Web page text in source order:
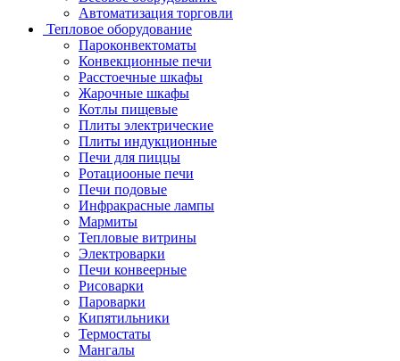
Автоматизация торговли
Тепловое оборудование
Пароконвектоматы
Конвекционные печи
Расстоечные шкафы
Жарочные шкафы
Котлы пищевые
Плиты электрические
Плиты индукционные
Печи для пиццы
Ротациооные печи
Печи подовые
Инфракрасные лампы
Мармиты
Тепловые витрины
Электроварки
Печи конвеерные
Рисоварки
Пароварки
Кипятильники
Термостаты
Мангалы